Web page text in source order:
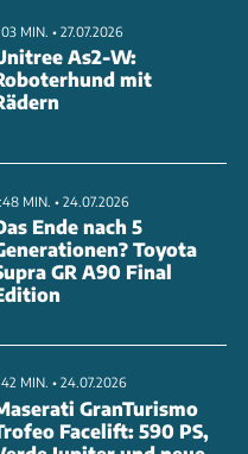
Oase der Ruhe
Dämmmaterialien
wurde optimiert,
ein absolutes Minimum
MIN. • 27.07.2026
As2-W:
mit
MIN. • 24.07.2026
Ende nach 5
Toyota
GR A90 Final
MIN. • 24.07.2026
GranTurismo
Facelift: 590 PS,